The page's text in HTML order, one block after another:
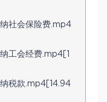
社会保险费.mp4
工会经费.mp4[1
税款.mp4[14.94